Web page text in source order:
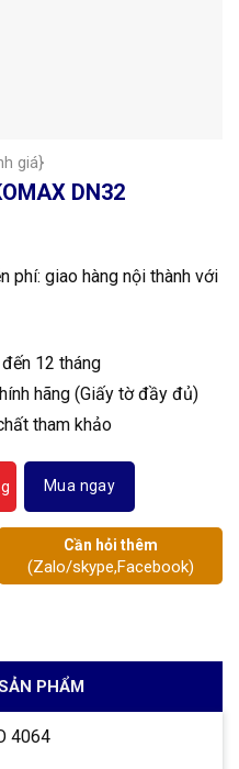
giá}
DN32
phí: giao hàng nội thành với
12 tháng
hãng (Giấy tờ đầy đủ)
tham khảo
số lượng
Mua ngay
Cần hỏi thêm
(Zalo/skype,Facebook)
PHẨM
4064